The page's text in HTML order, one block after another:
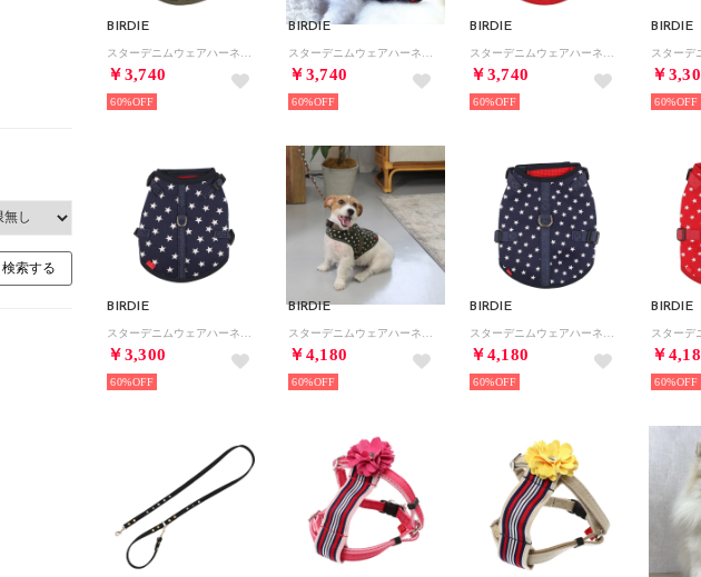
BIRDIE
￥3,740
60%
BIRDIE
￥3,740
60%
BIRDIE
￥3,740
60%
BIRDIE
￥
60%
BIRDIE
￥3,300
60%
BIRDIE
￥4,180
60%
BIRDIE
￥4,180
60%
BIRDIE
￥
60%